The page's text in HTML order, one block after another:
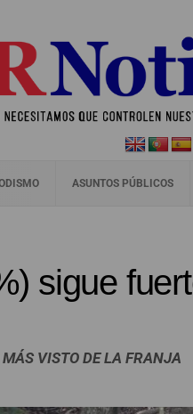
ASUNTOS PÚBLICOS
sigue
VISTO DE LA FRANJA